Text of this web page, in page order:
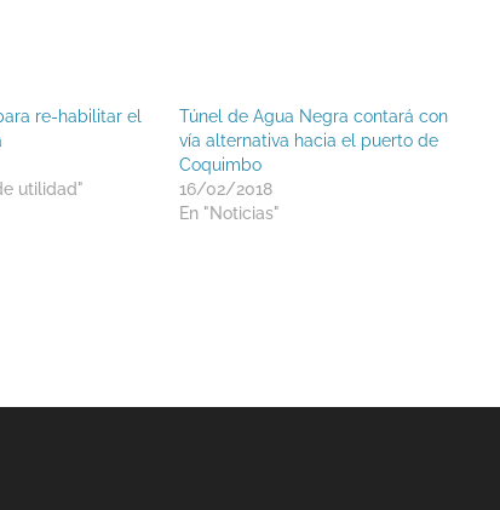
re-habilitar el
utilidad"
Túnel de Agua Negra contará con
vía alternativa hacia el puerto de
Coquimbo
16/02/2018
En "Noticias"